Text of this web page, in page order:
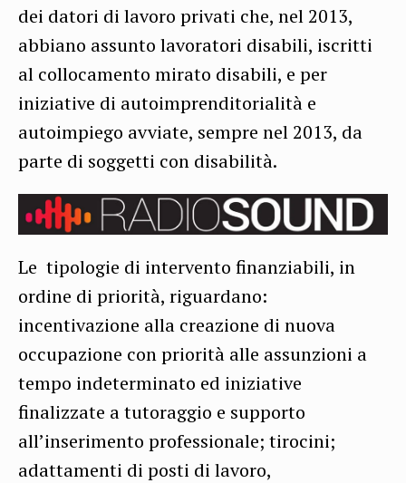
dei datori di lavoro privati che, nel 2013,
abbiano assunto lavoratori disabili, iscritti
al collocamento mirato disabili, e per
iniziative di autoimprenditorialità e
autoimpiego avviate, sempre nel 2013, da
parte di soggetti con disabilità.
Le tipologie di intervento finanziabili, in
ordine di priorità, riguardano:
incentivazione alla creazione di nuova
occupazione con priorità alle assunzioni a
tempo indeterminato ed iniziative
finalizzate a tutoraggio e supporto
all’inserimento professionale; tirocini;
adattamenti di posti di lavoro,